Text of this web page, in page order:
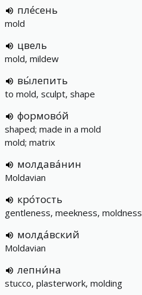
пле́сень
mold
цвель
mold, mildew
вы́лепить
to mold, sculpt, shape
формово́й
shaped; made in a mold
mold; matrix
молдава́нин
Moldavian
кро́тость
gentleness, meekness, moldness
молда́вский
Moldavian
лепни́на
stucco, plasterwork, molding